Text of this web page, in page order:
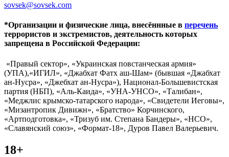
sovsek@sovsek.com
*Организации и физические лица, внесённные в перечень
террористов и экстремистов, деятельность которых
запрещена в Российской Федерации:
«Правый сектор», «Украинская повстанческая армия»
(УПА),«ИГИЛ», «Джабхат Фатх аш-Шам» (бывшая «Джабхат
ан-Нусра», «Джебхат ан-Нусра»), Национал-Большевистская
партия (НБП), «Аль-Каида», «УНА-УНСО», «Талибан»,
«Меджлис крымско-татарского народа», «Свидетели Иеговы»,
«Мизантропик Дивижн», «Братство» Корчинского,
«Артподготовка», «Тризуб им. Степана Бандеры», «НСО»,
«Славянский союз», «Формат-18», Дуров Павел Валерьевич.
18+